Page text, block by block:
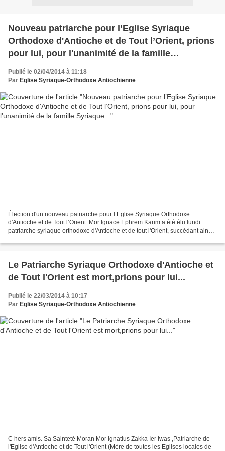
Nouveau patriarche pour l’Eglise Syriaque
Orthodoxe d'Antioche et de Tout l’Orient, prions
pour lui, pour l'unanimité de la famille
Publié le 02/04/2014 à 11:18
Par Eglise Syriaque-Orthodoxe Antiochienne
Élection d'un nouveau patriarche pour l’Eglise Syriaque Orthodoxe
d'Antioche et de Tout l’Orient. Mor Ignace Ephrem Karim a été élu lundi
patriarche syriaque orthodoxe d'Antioche et de tout l'Orient, succédant ainsi
Le Patriarche Syriaque Orthodoxe d'Antioche et
de Tout l'Orient est mort,prions pour lui...
Publié le 22/03/2014 à 10:17
Par Eglise Syriaque-Orthodoxe Antiochienne
C hers amis. Sa Sainteté Moran Mor Ignatius Zakka Ier Iwas ,Patriarche de
l'Eglise d'Antioche et de Tout l'Orient (Mère de toutes les Eglises locales de